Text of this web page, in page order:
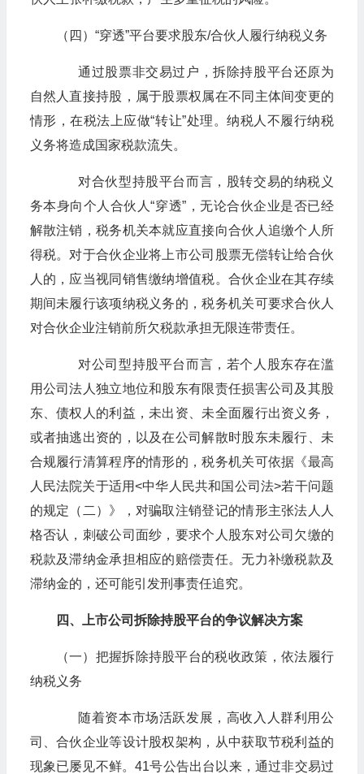
（四）“穿透”平台要求股东/合伙人履行纳税义务
通过股票非交易过户，拆除持股平台还原为
自然人直接持股，属于股票权属在不同主体间变更的
情形，在税法上应做“转让”处理。纳税人不履行纳税
义务将造成国家税款流失。
对合伙型持股平台而言，股转交易的纳税义
务本身向个人合伙人“穿透”，无论合伙企业是否已经
解散注销，税务机关本就应直接向合伙人追缴个人所
得税。对于合伙企业将上市公司股票无偿转让给合伙
人的，应当视同销售缴纳增值税。合伙企业在其存续
期间未履行该项纳税义务的，税务机关可要求合伙人
对合伙企业注销前所欠税款承担无限连带责任。
对公司型持股平台而言，若个人股东存在滥
用公司法人独立地位和股东有限责任损害公司及其股
东、债权人的利益，未出资、未全面履行出资义务，
或者抽逃出资的，以及在公司解散时股东未履行、未
合规履行清算程序的情形的，税务机关可依据《最高
人民法院关于适用<中华人民共和国公司法>若干问题
的规定（二）》，对骗取注销登记的情形主张法人人
格否认，刺破公司面纱，要求个人股东对公司欠缴的
税款及滞纳金承担相应的赔偿责任。无力补缴税款及
滞纳金的，还可能引发刑事责任追究。
四、上市公司拆除持股平台的争议解决方案
（一）把握拆除持股平台的税收政策，依法履行
纳税义务
随着资本市场活跃发展，高收入人群利用公
司、合伙企业等设计股权架构，从中获取节税利益的
现象已屡见不鲜。41号公告出台以来，通过非交易过